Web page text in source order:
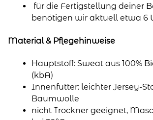
für die Fertigstellung deiner
benötigen wir aktuell etwa 6
Material & Pflegehinweise
Hauptstoff: Sweat aus 100%
(kbA)
Innenfutter: leichter Jersey-
Baumwolle
nicht Trockner geeignet,